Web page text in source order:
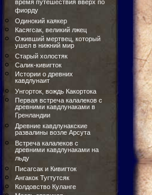
время путешествия вверх по
фиорду
Одинокий каякер
Касягсак, великий лжец
Оживший мертвец, который
ушел в нижний мир
Старый холостяк
Салик-кивигток
Истории о древних
кавдлунаит
Унгорток, вождь Какортока
Первая встреча калалеков с
древними кавдлунаками в
Гренландии
Древние кавдлунакские
развалины возле Арсута
Встреча калалеков с
древними кавдлунаками на
льду
Писагсак и Кивигток
Ангакок Тугтутсяк
Колдовство Куланге